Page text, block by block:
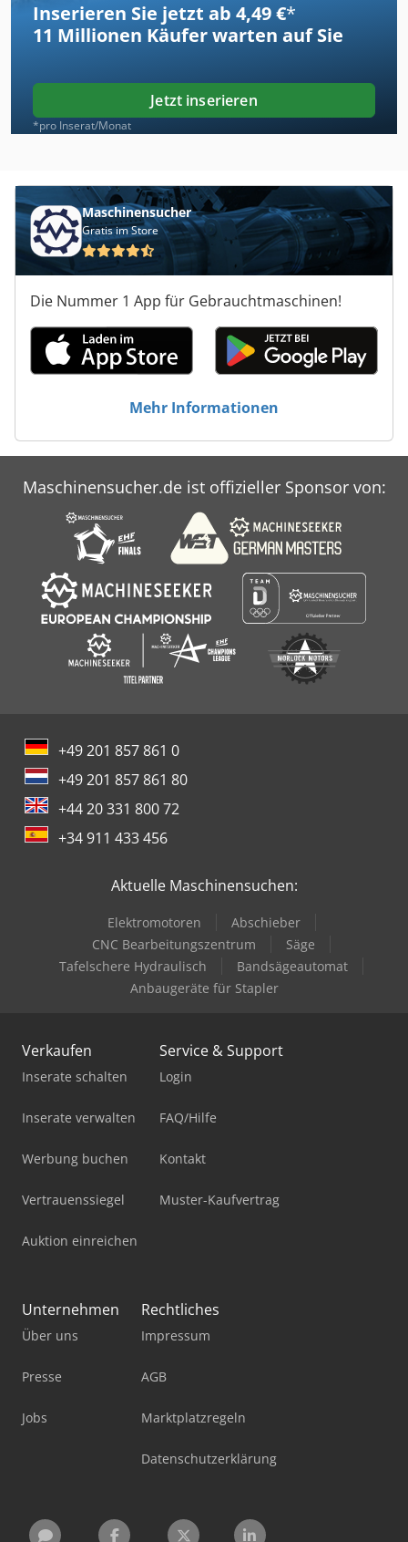
Inserieren Sie jetzt ab 4,49 €*
11 Millionen Käufer warten auf Sie
Jetzt inserieren
*pro Inserat/Monat
Maschinensucher
Gratis im Store
Die Nummer 1 App für Gebrauchtmaschinen!
Mehr Informationen
Maschinensucher.de ist offizieller Sponsor von:
+49 201 857 861 0
+49 201 857 861 80
+44 20 331 800 72
+34 911 433 456
Aktuelle Maschinensuchen:
Elektromotoren
Abschieber
CNC Bearbeitungszentrum
Säge
Tafelschere Hydraulisch
Bandsägeautomat
Anbaugeräte für Stapler
Verkaufen
Inserate schalten
Inserate verwalten
Werbung buchen
Vertrauenssiegel
Auktion einreichen
Service & Support
Login
FAQ/Hilfe
Kontakt
Muster-Kaufvertrag
Unternehmen
Über uns
Presse
Jobs
Rechtliches
Impressum
AGB
Marktplatzregeln
Datenschutzerklärung